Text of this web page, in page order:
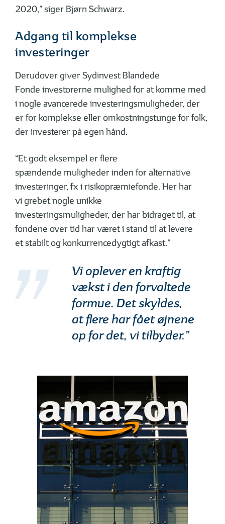
2020,” siger Bjørn Schwarz.
Adgang til komplekse
investeringer
Derudover giver Sydinvest Blandede
Fonde investorerne mulighed for at komme med
i nogle avancerede investeringsmuligheder, der
er for komplekse eller omkostningstunge for folk,
der investerer på egen hånd.
“Et godt eksempel er flere
spændende muligheder inden for alternative
investeringer, fx i risikopræmiefonde. Her har
vi grebet nogle unikke
investeringsmuligheder, der har bidraget til, at
fondene over tid har været i stand til at levere
et stabilt og konkurrencedygtigt afkast.”
Vi oplever en kraftig
vækst i den forvaltede
formue. Det skyldes,
at flere har fået øjnene
op for det, vi tilbyder.”